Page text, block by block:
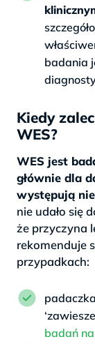
badania
Kiedy
WES?
WES jest
głównie dla
występują
nie udało się
że przyczyna
rekomenduje
przypadkach:
badań